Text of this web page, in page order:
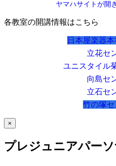
ヤマハサイトが開
各教室の開講情報はこちら
日本屋楽器
立花セ
ユニスタイル
向島セ
立石セ
竹の塚
×
プレジュニアパー